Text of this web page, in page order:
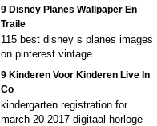
9 Disney Planes Wallpaper En
Traile
115 best disney s planes images
on pinterest vintage
9 Kinderen Voor Kinderen Live In
Co
kindergarten registration for
march 20 2017 digitaal horloge